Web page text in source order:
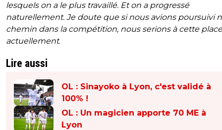
lesquels on a le plus travaillé. Et on a progressé
naturellement. Je doute que si nous avions poursuivi
chemin dans la compétition, nous serions à cette place
actuellement.
Lire aussi
OL : Sinayoko à Lyon, c'est validé à
100% !
OL : Un magicien apporte 70 ME à
Lyon